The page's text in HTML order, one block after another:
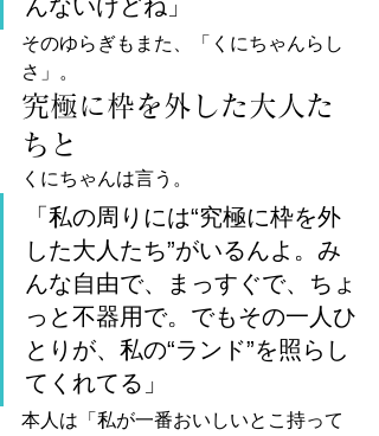
んないけどね」
そのゆらぎもまた、「くにちゃんらし
さ」。
究極に枠を外した大人た
ちと
くにちゃんは言う。
「私の周りには“究極に枠を外
した大人たち”がいるんよ。み
んな自由で、まっすぐで、ちょ
っと不器用で。でもその一人ひ
とりが、私の“ランド”を照らし
てくれてる」
本人は「私が一番おいしいとこ持って